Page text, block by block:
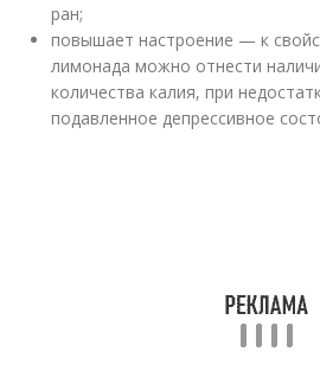
ран;
повышает настроение — к
лимонада можно отнести
количества калия, при
подавленное депрессивное